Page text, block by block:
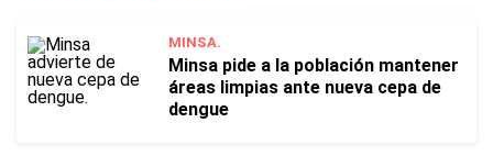
MINSA.
Minsa pide a la población mantener
áreas limpias ante nueva cepa de
dengue